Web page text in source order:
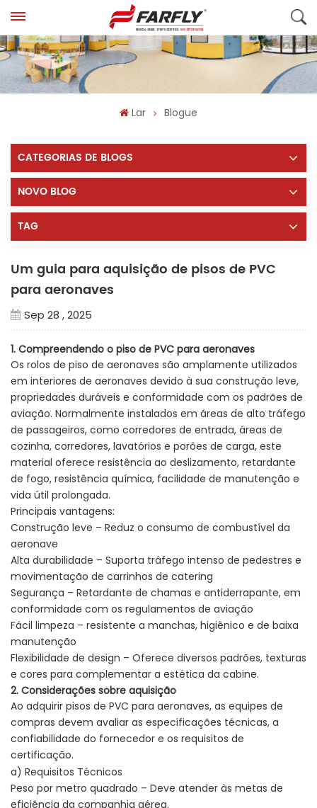
Lar Blogue
CATEGORIAS DE BLOGS
NOVO BLOG
TAG
Um guia para aquisição de pisos de PVC
para aeronaves
Sep 28 , 2025
1. Compreendendo o piso de PVC para aeronaves
Os rolos de piso de aeronaves são amplamente utilizados
em interiores de aeronaves devido à sua construção leve,
propriedades duráveis e conformidade com os padrões de
aviação. Normalmente instalados em áreas de alto tráfego
de passageiros, como corredores de entrada, áreas de
cozinha, corredores, lavatórios e porões de carga, este
material oferece resistência ao deslizamento, retardante
de fogo, resistência química, facilidade de manutenção e
vida útil prolongada.
Principais vantagens:
Construção leve – Reduz o consumo de combustível da
aeronave
Alta durabilidade – Suporta tráfego intenso de pedestres e
movimentação de carrinhos de catering
Segurança – Retardante de chamas e antiderrapante, em
conformidade com os regulamentos de aviação
Fácil limpeza – resistente a manchas, higiênico e de baixa
manutenção
Flexibilidade de design – Oferece diversos padrões, texturas
e cores para complementar a estética da cabine.
2. Considerações sobre aquisição
Ao adquirir pisos de PVC para aeronaves, as equipes de
compras devem avaliar as especificações técnicas, a
confiabilidade do fornecedor e os requisitos de
certificação.
a) Requisitos Técnicos
Peso por metro quadrado – Deve atender às metas de
eficiência da companhia aérea.